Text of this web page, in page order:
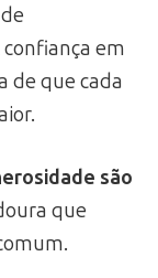
em
de que cada
são
que